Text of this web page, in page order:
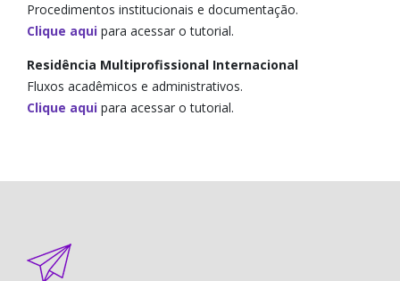
Procedimentos institucionais e documentação.
Clique aqui para acessar o tutorial.
Residência Multiprofissional Internacional
Fluxos acadêmicos e administrativos.
Clique aqui para acessar o tutorial.